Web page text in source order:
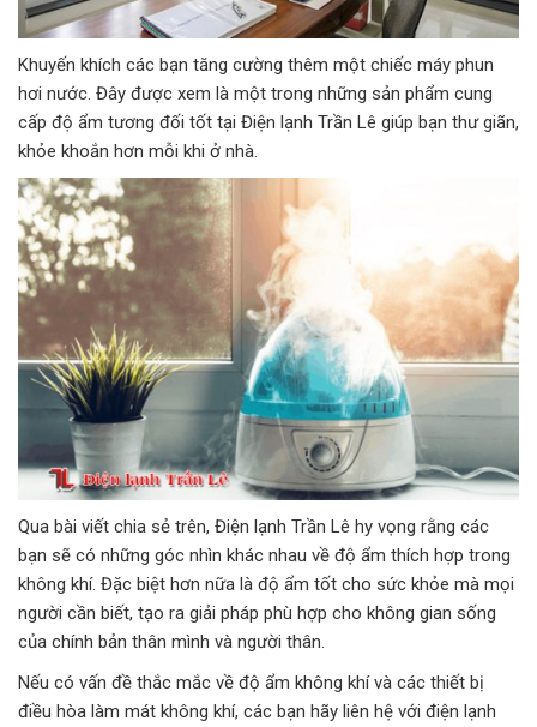
Khuyến khích các bạn tăng cường thêm một chiếc máy phun
hơi nước. Đây được xem là một trong những sản phẩm cung
cấp độ ẩm tương đối tốt tại Điện lạnh Trần Lê giúp bạn thư giãn,
khỏe khoắn hơn mỗi khi ở nhà.
Qua bài viết chia sẻ trên, Điện lạnh Trần Lê hy vọng rằng các
bạn sẽ có những góc nhìn khác nhau về độ ẩm thích hợp trong
không khí. Đặc biệt hơn nữa là độ ẩm tốt cho sức khỏe mà mọi
người cần biết, tạo ra giải pháp phù hợp cho không gian sống
của chính bản thân mình và người thân.
Nếu có vấn đề thắc mắc về độ ẩm không khí và các thiết bị
điều hòa làm mát không khí, các bạn hãy liên hệ với điện lạnh